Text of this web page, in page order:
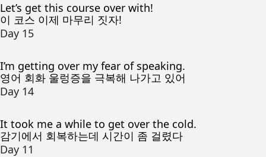
Let’s get this course over with!
이 코스 이제 마무리 짓자!
Day 15
I’m getting over my fear of speaking.
영어 회화 울렁증을 극복해 나가고 있어
Day 14
It took me a while to get over the cold.
감기에서 회복하는데 시간이 좀 걸렸다
Day 11